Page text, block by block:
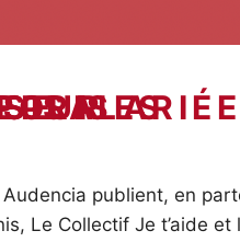
PRESSE
Audencia publient, en
Le Collectif Je t’aide et